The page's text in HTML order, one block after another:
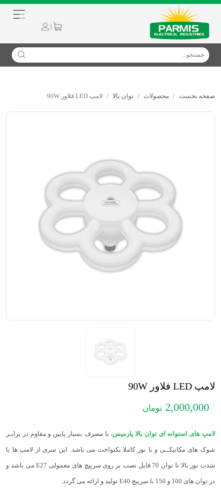
|
صفحه نخست محصولات توان بالا لامپ LED فلاور 90W
لامپ LED فلاور 90W
2,000,000 تومان
لامپ های استوانه ای توان بالا پارمیس، با مصرف بسیار پایین و مقاوم در برابـر
شوک های مکانیکــی و با نور کاملا یکنواخت می باشد. این سری از لامپ ها با
شدت نور بالا تا توان 70 قابل نصب بر روی سرپیچ های معمولی E27 می باشد و
در توان های 100 و 150 با سرپیچ E40 تولید و ارائه می گردد.